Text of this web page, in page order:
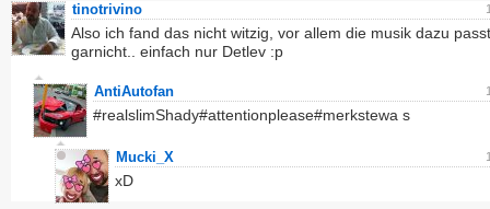
tinotrivino
Also ich fand das nicht witzig, vor allem die musik dazu
garnicht.. einfach nur Detlev :p
AntiAutofan
#realslimShady#attentionplease#merkstewa s
Mucki_X
xD